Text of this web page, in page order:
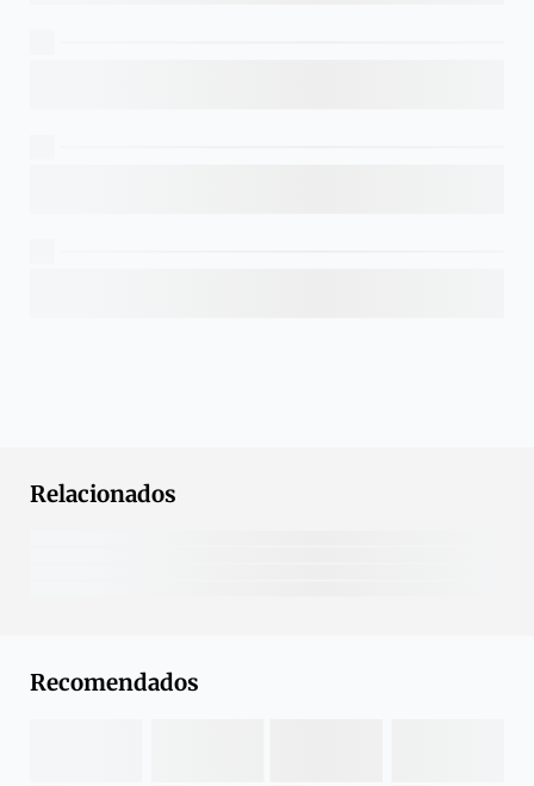
Relacionados
Recomendados